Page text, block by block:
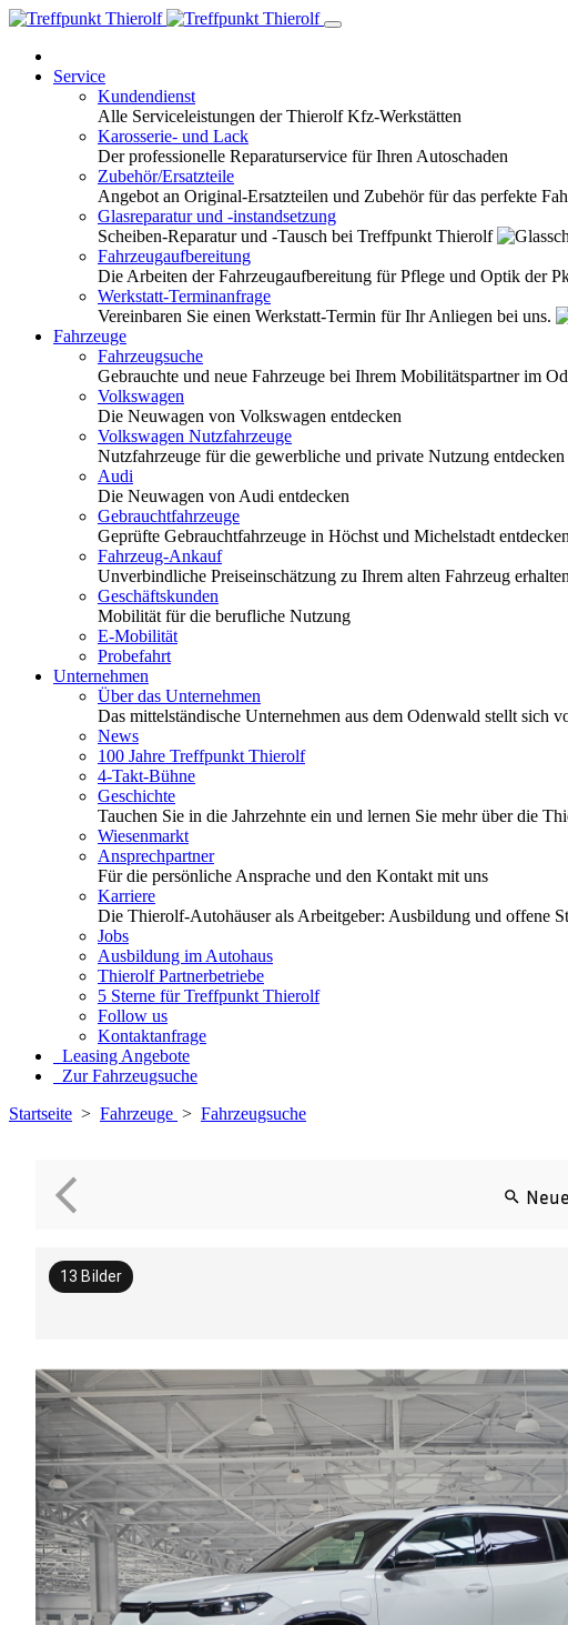
Service
Kundendienst
Alle Serviceleistungen der Thierolf Kfz-Werkstätten
Karosserie- und Lack
Der professionelle Reparaturservice für Ihren Autoschaden
Zubehör/Ersatzteile
Angebot an Original-Ersatzteilen und Zubehör für das perfekte
Glasreparatur und -instandsetzung
Scheiben-Reparatur und -Tausch bei Treffpunkt Thierolf
Fahrzeugaufbereitung
Die Arbeiten der Fahrzeugaufbereitung für Pflege und Optik der
Werkstatt-Terminanfrage
Vereinbaren Sie einen Werkstatt-Termin für Ihr Anliegen bei uns.
Fahrzeuge
Fahrzeugsuche
Gebrauchte und neue Fahrzeuge bei Ihrem Mobilitätspartner im
Volkswagen
Die Neuwagen von Volkswagen entdecken
Volkswagen Nutzfahrzeuge
Nutzfahrzeuge für die gewerbliche und private Nutzung entdecken
Audi
Die Neuwagen von Audi entdecken
Gebrauchtfahrzeuge
Geprüfte Gebrauchtfahrzeuge in Höchst und Michelstadt entdecken
Fahrzeug-Ankauf
Unverbindliche Preiseinschätzung zu Ihrem alten Fahrzeug erhalten
Geschäftskunden
Mobilität für die berufliche Nutzung
E-Mobilität
Probefahrt
Unternehmen
Über das Unternehmen
Das mittelständische Unternehmen aus dem Odenwald stellt sich
News
100 Jahre Treffpunkt Thierolf
4-Takt-Bühne
Geschichte
Tauchen Sie in die Jahrzehnte ein und lernen Sie mehr über die
Wiesenmarkt
Ansprechpartner
Für die persönliche Ansprache und den Kontakt mit uns
Karriere
Die Thierolf-Autohäuser als Arbeitgeber: Ausbildung und offene
Jobs
Ausbildung im Autohaus
Thierolf Partnerbetriebe
5 Sterne für Treffpunkt Thierolf
Follow us
Kontaktanfrage
Leasing Angebote
Zur Fahrzeugsuche
Startseite > Fahrzeuge > Fahrzeugsuche
13 Bilder